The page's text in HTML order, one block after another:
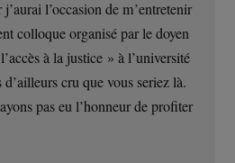
l’occasion de m’entretenir
colloque organisé par le doyen
à la justice » à l’université
cru que vous seriez là.
pas eu l’honneur de profiter